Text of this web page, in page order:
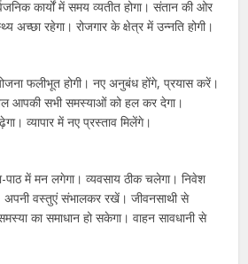
कार्यों में समय व्यतीत होगा। संतान की ओर
अच्छा रहेगा। रोजगार के क्षेत्र में उन्नति होगी।
फलीभूत होगी। नए अनुबंध होंगे, प्रयास करें।
आपकी सभी समस्याओं को हल कर देगा।
व्यापार में नए प्रस्ताव मिलेंगे।
पाठ में मन लगेगा। व्यवसाय ठीक चलेगा। निवेश
अपनी वस्तुएं संभालकर रखें। जीवनसाथी से
का समाधान हो सकेगा। वाहन सावधानी से